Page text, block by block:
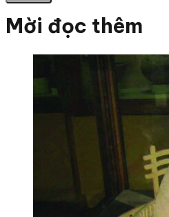
Mời đọc thêm